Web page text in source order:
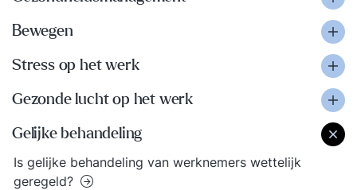
Bewegen
Stress op het werk
Gezonde lucht op het werk
Gelijke behandeling
Is gelijke behandeling van werknemers wettelijk
geregeld?